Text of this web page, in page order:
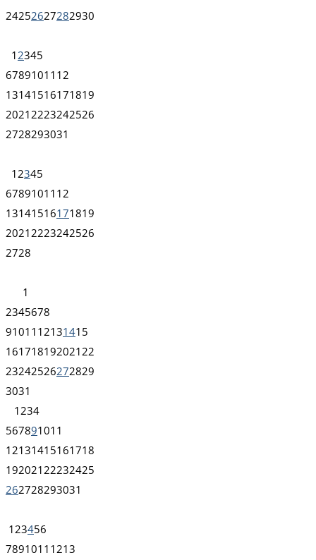
24252627282930
1 2345
67891011 12
13141516171819
2021 2223242526
2728293031
1 2345
67891011 12
13141516171819
2021 2223242526
2728
1
2345678
91011 12131415
161718192021 22
23242526272829
3031
1 234
567891011
12131415161718
192021 22232425
262728293031
1 23456
7891011 1213